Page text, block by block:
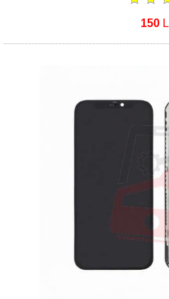
150